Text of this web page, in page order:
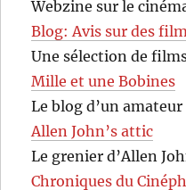
Webzine sur le
Blog: Avis sur des
Une sélection de
Mille et une Bobines
Le blog d’un
Allen John’s attic
Le grenier d’Allen
Chroniques du